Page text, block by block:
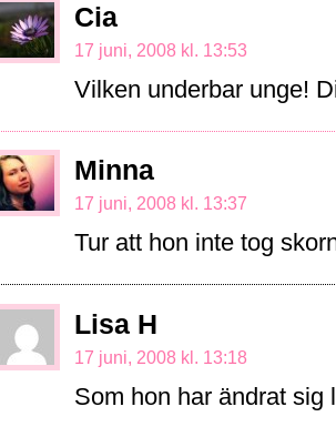
Cia
17 juni, 2008 kl. 13:53
Vilken underbar unge!
Minna
17 juni, 2008 kl. 13:37
Tur att hon inte tog
Lisa H
17 juni, 2008 kl. 13:18
Som hon har ändrat sig